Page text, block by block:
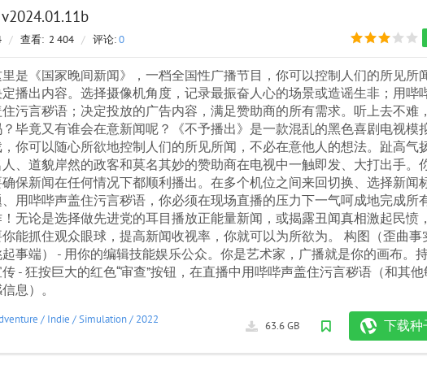
/ 查看: 2 404 / 评论:0
里是《国家晚间新闻》，一档全国性广播节目，你可以控制人们的所见所
定播出内容。选择摄像机角度，记录最振奋人心的场景或造谣生非；用哔
住污言秽语；决定投放的广告内容，满足赞助商的所有需求。听上去不难
？毕竟又有谁会在意新闻呢？《不予播出》是一款混乱的黑色喜剧电视模
，你可以随心所欲地控制人们的所见所闻，不必在意他人的想法。趾高气
人、道貌岸然的政客和莫名其妙的赞助商在电视中一触即发、大打出手。
确保新闻在任何情况下都顺利播出。在多个机位之间来回切换、选择新闻
、用哔哔声盖住污言秽语，你必须在现场直播的压力下一气呵成地完成所
！无论是选择做先进党的耳目播放正能量新闻，或揭露丑闻真相激起民愤
能抓住观众眼球，提高新闻收视率，你就可以为所欲为。 构图（歪曲事
事端） - 用你的编辑技能娱乐公众。你是艺术家，广播就是你的画布。
- 狂按巨大的红色“审查”按钮，在直播中用哔哔声盖住污言秽语（和其他
息）。
下载种
63.6 GB
/ Indie /Simulation/ 2022